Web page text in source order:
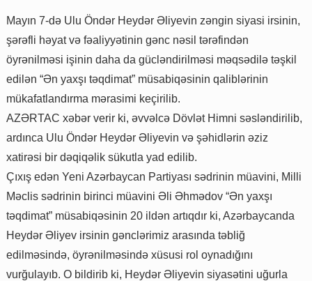
Mayın 7-də Ulu Öndər Heydər Əliyevin zəngin siyasi irsinin,
şərəfli həyat və fəaliyyətinin gənc nəsil tərəfindən
öyrənilməsi işinin daha da gücləndirilməsi məqsədilə təşkil
edilən “Ən yaxşı təqdimat” müsabiqəsinin qaliblərinin
mükafatlandırma mərasimi keçirilib.
AZƏRTAC xəbər verir ki, əvvəlcə Dövlət Himni səsləndirilib,
ardınca Ulu Öndər Heydər Əliyevin və şəhidlərin əziz
xatirəsi bir dəqiqəlik sükutla yad edilib.
Çıxış edən Yeni Azərbaycan Partiyası sədrinin müavini, Milli
Məclis sədrinin birinci müavini Əli Əhmədov “Ən yaxşı
təqdimat” müsabiqəsinin 20 ildən artıqdır ki, Azərbaycanda
Heydər Əliyev irsinin gənclərimiz arasında təbliğ
edilməsində, öyrənilməsində xüsusi rol oynadığını
vurğulayıb. O bildirib ki, Heydər Əliyevin siyasətini uğurla